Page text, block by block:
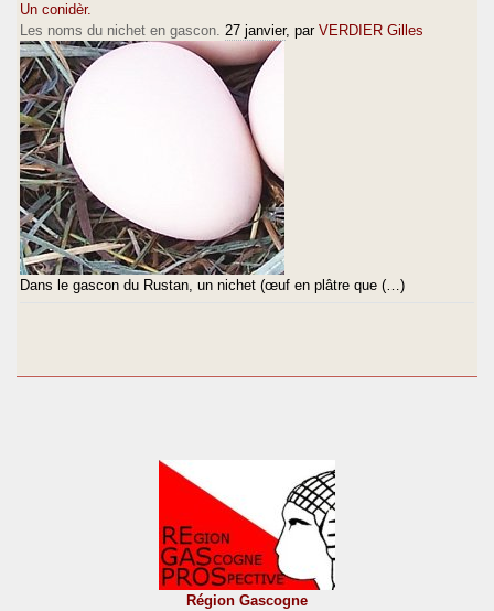
Un conidèr.
Les noms du nichet en gascon. 27 janvier, par VERDIER Gilles
Dans le gascon du Rustan, un nichet (œuf en plâtre que (…)
Région Gascogne